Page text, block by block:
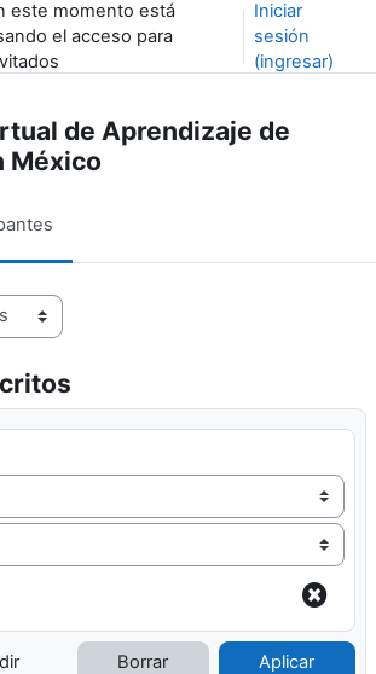
este momento está
el acceso para
Iniciar
sesión
(ingresar)
de Aprendizaje de
México
de participantes
Borrar
Aplicar